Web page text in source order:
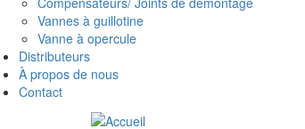
Vannes à guillotine
Vanne à opercule
Distributeurs
À propos de nous
Contact